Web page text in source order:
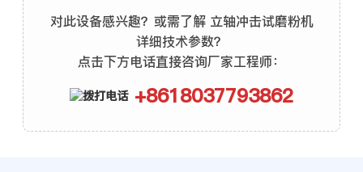
对此设备感兴趣？或需了解 立轴冲击试磨粉机
详细技术参数？
点击下方电话直接咨询厂家工程师：
+8618037793862